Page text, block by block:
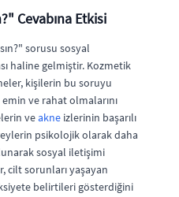
Cevabına Etkisi
sorusu sosyal
haline gelmiştir. Kozmetik
kişilerin bu soruyu
ve rahat olmalarını
veakne izlerinin başarılı
psikolojik olarak daha
sosyal iletişimi
cilt sorunları yaşayan
belirtileri gösterdiğini